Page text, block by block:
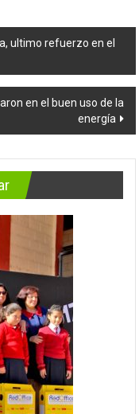
ultimo refuerzo en el
en el buen uso de la
energía